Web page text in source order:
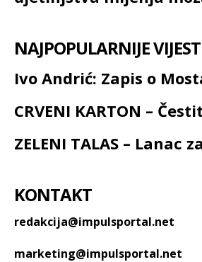
NAJPOPULARNIJE
Ivo Andrić: Zapis o
CRVENI KARTON –
ZELENI TALAS – Lanac
KONTAKT
redakcija@impulsportal.net
marketing@impulsportal.net